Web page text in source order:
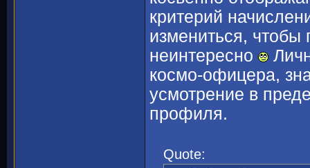
критерий
измениться, чтобы
неинтересно
космо-офицера,
усмотрение в
профиля.
Quote: